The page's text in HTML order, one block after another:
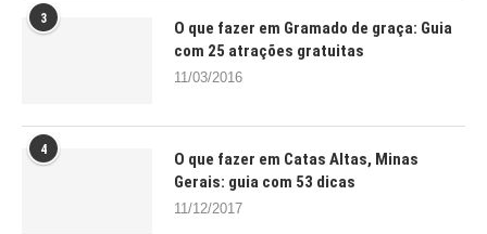
3
O que fazer em Gramado de graça: Guia
com 25 atrações gratuitas
11/03/2016
4
O que fazer em Catas Altas, Minas
Gerais: guia com 53 dicas
11/12/2017